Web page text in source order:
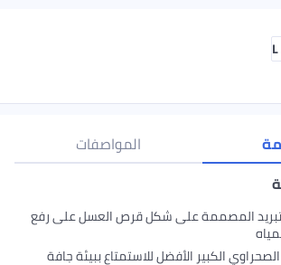
المواصفات
قرص العسل على رفع
ببيئة جافة